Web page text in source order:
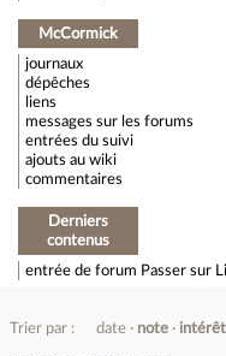
McCormick
journaux
dépêches
liens
messages sur les forums
entrées du suivi
ajouts au wiki
commentaires
Derniers
contenus
entrée de forum Passer sur
Trier par : date note intérêt